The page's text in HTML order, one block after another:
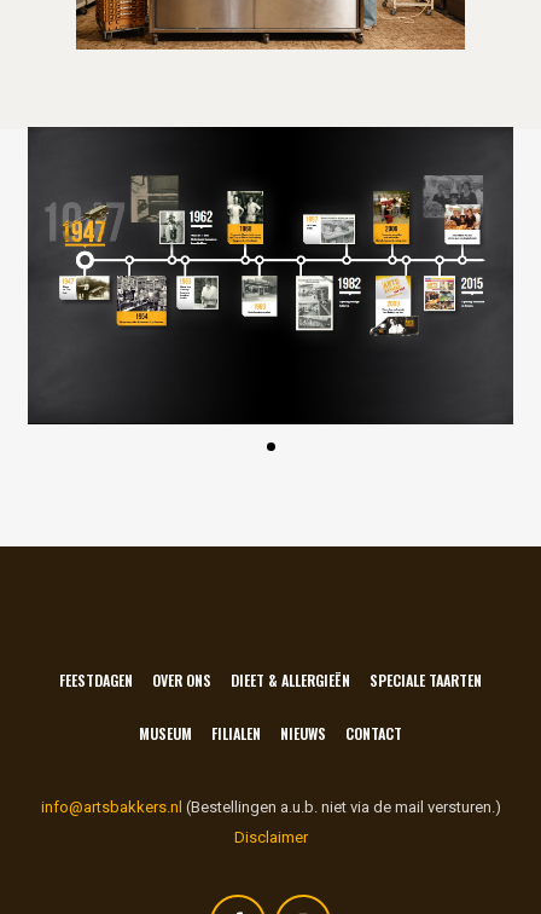
FEESTDAGEN OVER ONS DIEET & ALLERGIEËN SPECIALE TAARTEN
MUSEUM FILIALEN NIEUWS CONTACT
info@artsbakkers.nl (Bestellingen a.u.b. niet via de mail versturen.)
Disclaimer